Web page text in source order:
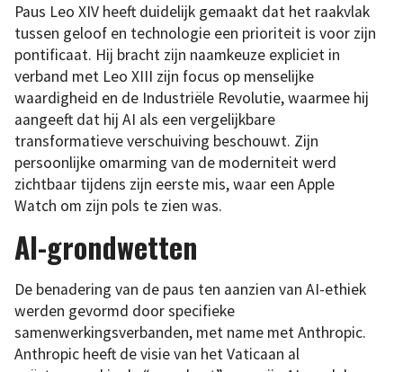
Paus Leo XIV heeft duidelijk gemaakt dat het raakvlak
tussen geloof en technologie een prioriteit is voor zijn
pontificaat. Hij bracht zijn naamkeuze expliciet in
verband met Leo XIII zijn focus op menselijke
waardigheid en de Industriële Revolutie, waarmee hij
aangeeft dat hij AI als een vergelijkbare
transformatieve verschuiving beschouwt. Zijn
persoonlijke omarming van de moderniteit werd
zichtbaar tijdens zijn eerste mis, waar een Apple
Watch om zijn pols te zien was.
AI-grondwetten
De benadering van de paus ten aanzien van AI-ethiek
werden gevormd door specifieke
samenwerkingsverbanden, met name met Anthropic.
Anthropic heeft de visie van het Vaticaan al